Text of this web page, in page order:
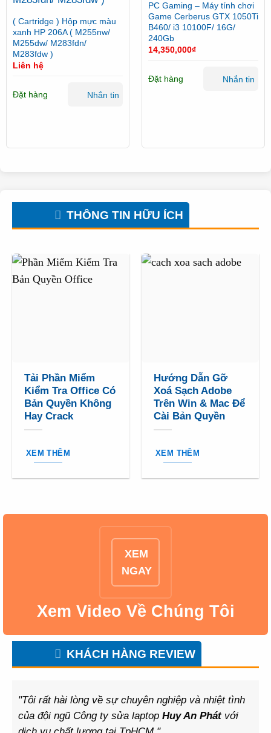
( Cartridge ) Hộp mực màu
xanh HP 206A ( M255nw/
M255dw/ M283fdn/
M283fdw )
Liên hệ
Đặt hàng Nhắn tin
PC Gaming – Máy tính chơi
Game Cerberus GTX 1050Ti
B460/ i3 10100F/ 16G/
240Gb
14,350,000₫
Đặt hàng Nhắn tin
THÔNG TIN HỮU ÍCH
Tải Phần Miểm
Kiểm Tra Office Có
Bản Quyền Không
Hay Crack
XEM THÊM
Hướng Dẫn Gỡ
Xoá Sạch Adobe
Trên Win & Mac Để
Cài Bản Quyền
XEM THÊM
XEM
NGAY
Xem Video Về Chúng Tôi
KHÁCH HÀNG REVIEW
"Tôi rất hài lòng về sự chuyên nghiệp và nhiệt tình
của đội ngũ Công ty sửa laptop Huy An Phátvới